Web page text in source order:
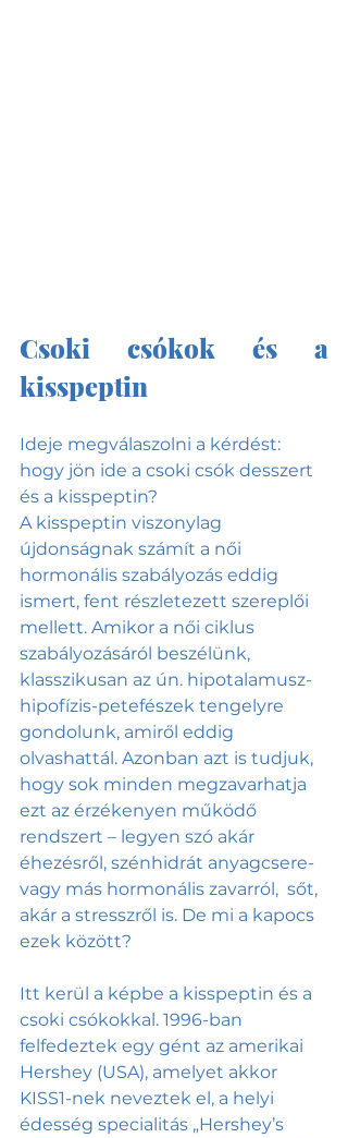
Csoki csókok és a
kisspeptin
Ideje megválaszolni a kérdést:
hogy jön ide a csoki csók desszert
és a kisspeptin?
A kisspeptin viszonylag
újdonságnak számít a női
hormonális szabályozás eddig
ismert, fent részletezett szereplői
mellett. Amikor a női ciklus
szabályozásáról beszélünk,
klasszikusan az ún. hipotalamusz-
hipofízis-petefészek tengelyre
gondolunk, amiről eddig
olvashattál. Azonban azt is tudjuk,
hogy sok minden megzavarhatja
ezt az érzékenyen működő
rendszert – legyen szó akár
éhezésről, szénhidrát anyagcsere-
vagy más hormonális zavarról,  sőt,
akár a stresszről is. De mi a kapocs
ezek között?
Itt kerül a képbe a kisspeptin és a
csoki csókokkal. 1996-ban
felfedeztek egy gént az amerikai
Hershey (USA), amelyet akkor
KISS1-nek neveztek el, a helyi
édesség specialitás „Hershey’s